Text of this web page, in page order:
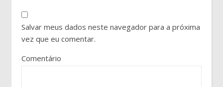
Salvar meus dados neste navegador para a próxima
vez que eu comentar.
Comentário